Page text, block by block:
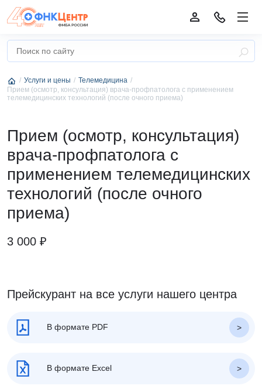
Услуги и цены
Телемедицина
Прием (осмотр, консультация) врача-профпатолога с применением
телемедицинских технологий (после очного приема)
Прием (осмотр, консультация)
врача-профпатолога с
применением телемедицинских
технологий (после очного
приема)
3 000 ₽
Прейскурант на все услуги нашего центра
В формате PDF
В формате Excel